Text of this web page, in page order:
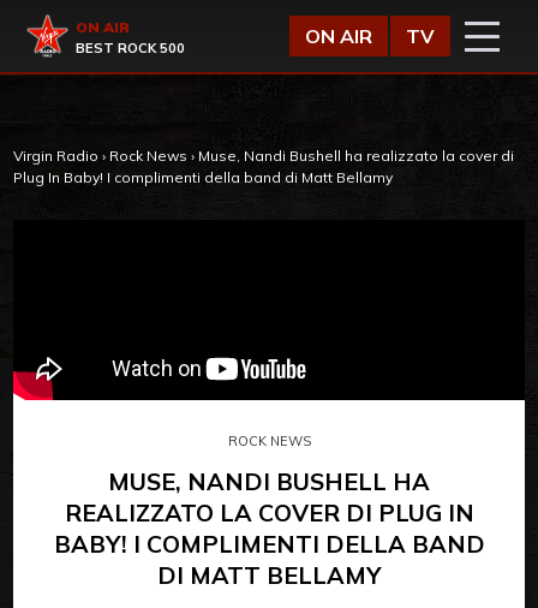
Virgin Radio
ON AIR
BEST ROCK 500
ON AIR TV
Virgin Radio › Rock News › Muse, Nandi Bushell ha realizzato la cover di
Plug In Baby! I complimenti della band di Matt Bellamy
ROCK NEWS
MUSE, NANDI BUSHELL HA
REALIZZATO LA COVER DI PLUG IN
BABY! I COMPLIMENTI DELLA BAND
DI MATT BELLAMY